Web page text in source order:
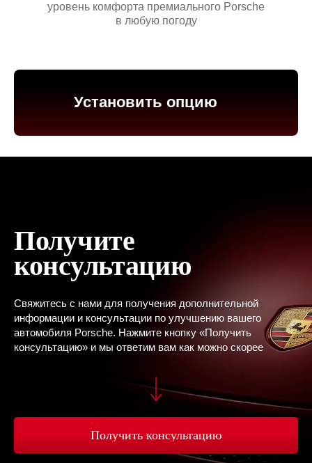
уровень комфорта премиального Porsche
в любую погоду
Установить опцию
Получите
консультацию
Свяжитесь с нами для получения дополнительной
информации и консультации по улучшению вашего
автомобиля Porsche. Нажмите кнопку «Получить
консультацию» и мы ответим вам как можно скорее
Получить консультацию